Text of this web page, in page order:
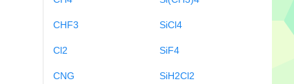
CHF3
Cl2
CNG
SiCl4
SiF4
SiH2Cl2